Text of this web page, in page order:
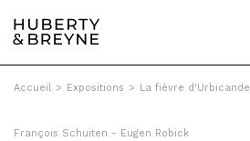
Accueil > Expositions > La fièvre d'Urbicande
François Schuiten - Eugen Robick